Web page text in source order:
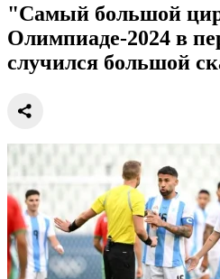
"Самый большой
Олимпиаде-2024 в
случился большой